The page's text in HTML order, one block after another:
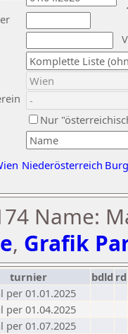
Nur
Niederösterreich
Name:
, Grafik
turnier bdld rd
per 01.01.2025
per 01.04.2025
per 01.07.2025